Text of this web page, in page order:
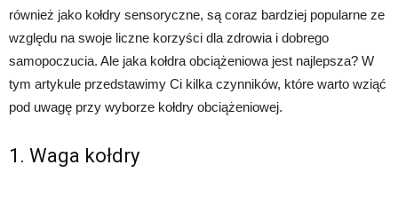
również jako kołdry sensoryczne, są coraz bardziej popularne ze
względu na swoje liczne korzyści dla zdrowia i dobrego
samopoczucia. Ale jaka kołdra obciążeniowa jest najlepsza? W
tym artykule przedstawimy Ci kilka czynników, które warto wziąć
pod uwagę przy wyborze kołdry obciążeniowej.
1. Waga kołdry